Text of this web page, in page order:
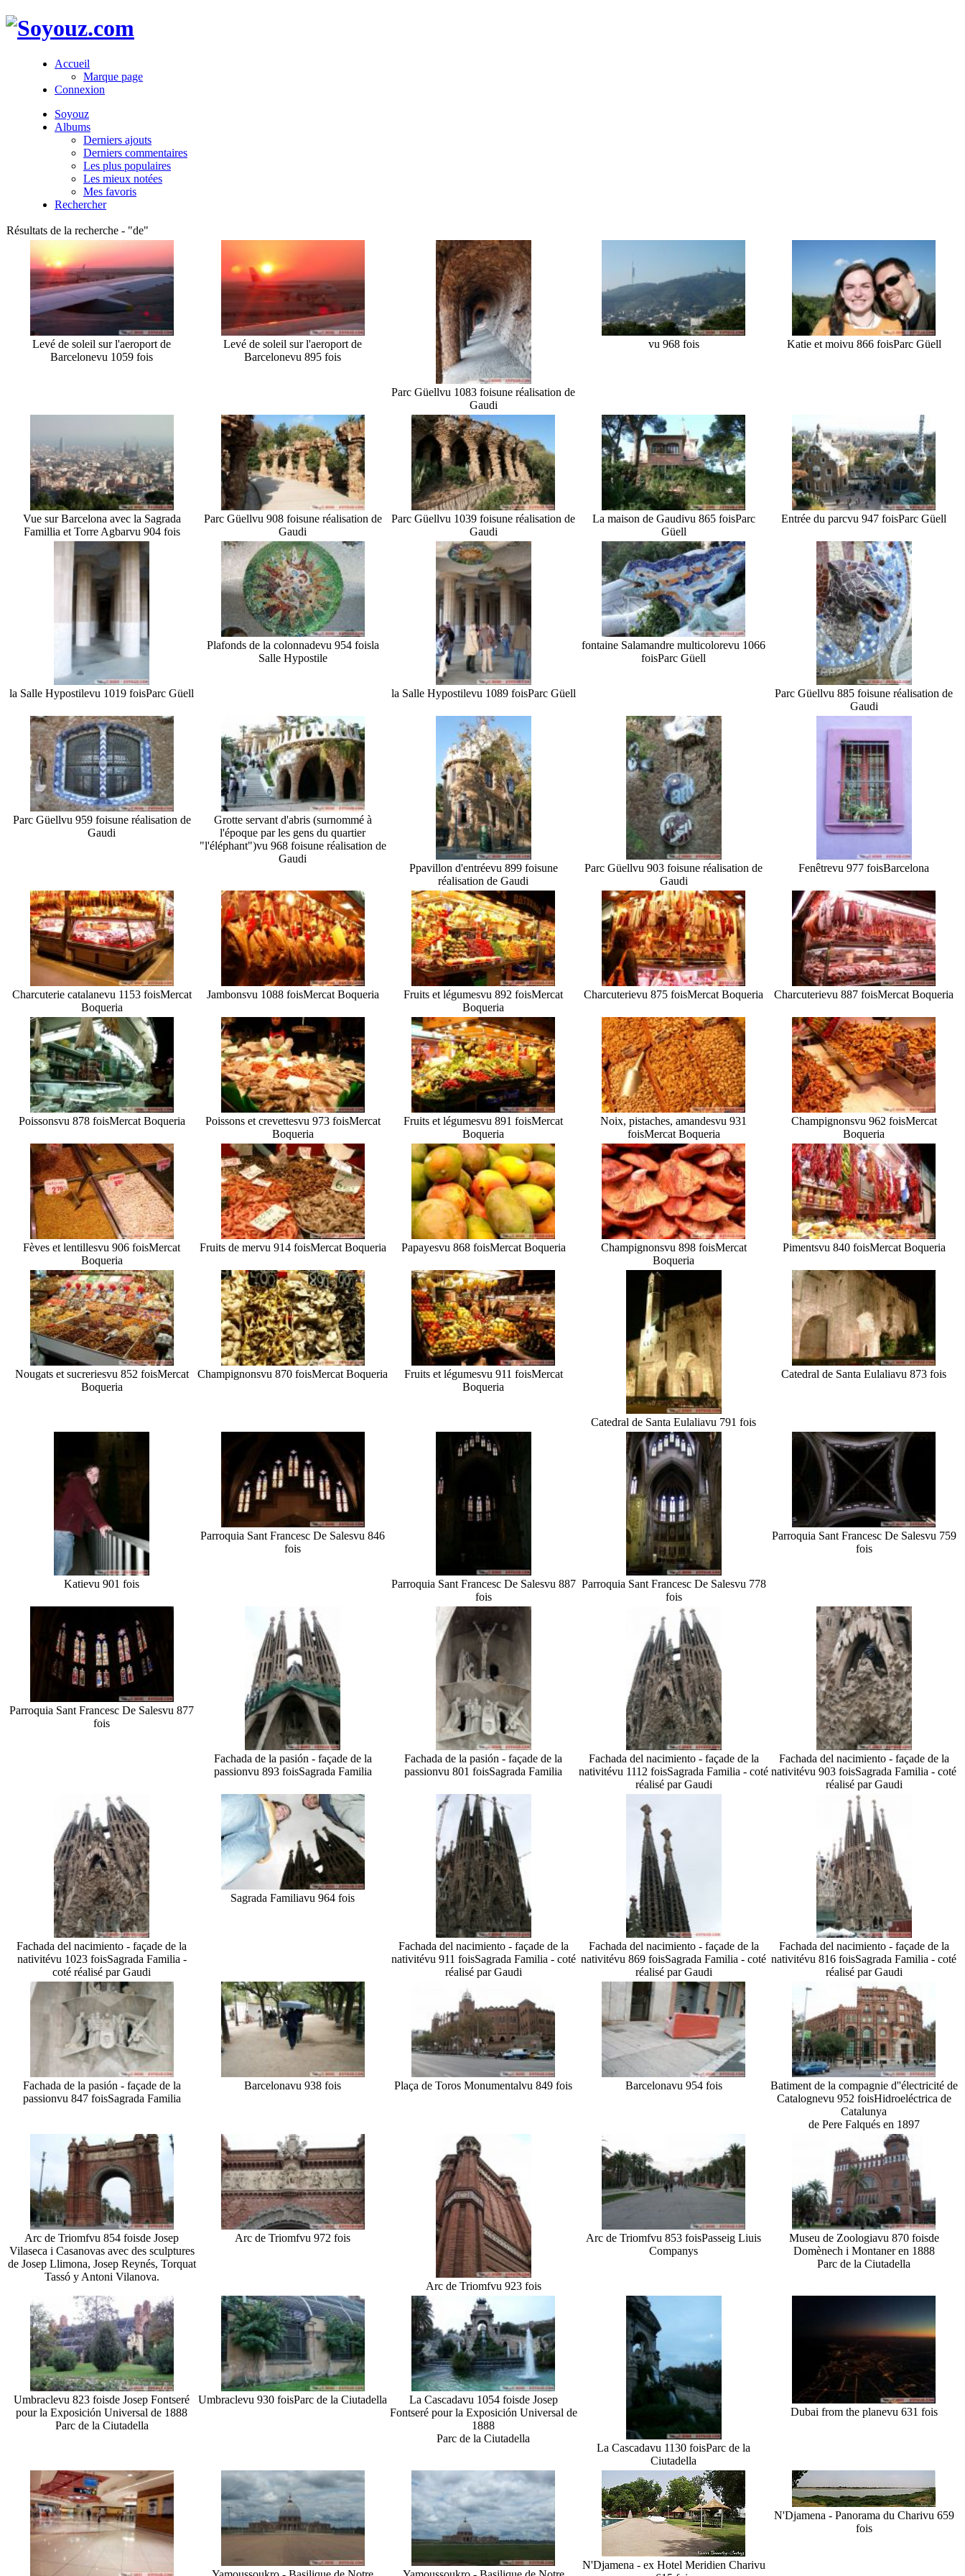
Accueil
Marque page
Connexion
Soyouz
Albums
Derniers ajouts
Derniers commentaires
Les plus populaires
Les mieux notées
Mes favoris
Rechercher
Résultats de la recherche - "de"
Levé de soleil sur l'aeroport de
Barcelonevu 1059 fois
Levé de soleil sur l'aeroport de
Barcelonevu 895 fois
Parc Güellvu 1083 foisune réalisation de
Gaudi
vu 968 fois Katie et moivu 866 foisParc Güell
Vue sur Barcelona avec la Sagrada
Famillia et Torre Agbarvu 904 fois
Parc Güellvu 908 foisune réalisation de
Gaudi
Parc Güellvu 1039 foisune réalisation de
Gaudi
La maison de Gaudivu 865 foisParc
Güell
Entrée du parcvu 947 foisParc Güell
la Salle Hypostilevu 1019 foisParc Güell
Plafonds de la colonnadevu 954 foisla
Salle Hypostile
la Salle Hypostilevu 1089 foisParc Güell
fontaine Salamandre multicolorevu 1066
foisParc Güell
Parc Güellvu 885 foisune réalisation de
Gaudi
Parc Güellvu 959 foisune réalisation de
Gaudi
Grotte servant d'abris (surnommé à
l'époque par les gens du quartier
"l'éléphant")vu 968 foisune réalisation de
Gaudi
Ppavillon d'entréevu 899 foisune
réalisation de Gaudi
Parc Güellvu 903 foisune réalisation de
Gaudi
Fenêtrevu 977 foisBarcelona
Charcuterie catalanevu 1153 foisMercat
Boqueria
Jambonsvu 1088 foisMercat Boqueria Fruits et légumesvu 892 foisMercat
Boqueria
Charcuterievu 875 foisMercat Boqueria Charcuterievu 887 foisMercat Boqueria
Poissonsvu 878 foisMercat Boqueria Poissons et crevettesvu 973 foisMercat
Boqueria
Fruits et légumesvu 891 foisMercat
Boqueria
Noix, pistaches, amandesvu 931
foisMercat Boqueria
Champignonsvu 962 foisMercat
Boqueria
Fèves et lentillesvu 906 foisMercat
Boqueria
Fruits de mervu 914 foisMercat Boqueria Papayesvu 868 foisMercat Boqueria Champignonsvu 898 foisMercat
Boqueria
Pimentsvu 840 foisMercat Boqueria
Nougats et sucreriesvu 852 foisMercat
Boqueria
Champignonsvu 870 foisMercat Boqueria Fruits et légumesvu 911 foisMercat
Boqueria
Catedral de Santa Eulaliavu 791 fois
Catedral de Santa Eulaliavu 873 fois
Katievu 901 fois
Parroquia Sant Francesc De Salesvu 846
fois
Parroquia Sant Francesc De Salesvu 887
fois
Parroquia Sant Francesc De Salesvu 778
fois
Parroquia Sant Francesc De Salesvu 759
fois
Parroquia Sant Francesc De Salesvu 877
fois
Fachada de la pasión - façade de la
passionvu 893 foisSagrada Familia
Fachada de la pasión - façade de la
passionvu 801 foisSagrada Familia
Fachada del nacimiento - façade de la
nativitévu 1112 foisSagrada Familia - coté
réalisé par Gaudi
Fachada del nacimiento - façade de la
nativitévu 903 foisSagrada Familia - coté
réalisé par Gaudi
Fachada del nacimiento - façade de la
nativitévu 1023 foisSagrada Familia -
coté réalisé par Gaudi
Sagrada Familiavu 964 fois
Fachada del nacimiento - façade de la
nativitévu 911 foisSagrada Familia - coté
réalisé par Gaudi
Fachada del nacimiento - façade de la
nativitévu 869 foisSagrada Familia - coté
réalisé par Gaudi
Fachada del nacimiento - façade de la
nativitévu 816 foisSagrada Familia - coté
réalisé par Gaudi
Fachada de la pasión - façade de la
passionvu 847 foisSagrada Familia
Barcelonavu 938 fois Plaça de Toros Monumentalvu 849 fois Barcelonavu 954 fois
Batiment de la compagnie d''électricité de
Catalognevu 952 foisHidroeléctrica de
Catalunya
de Pere Falqués en 1897
Arc de Triomfvu 854 foisde Josep
Vilaseca i Casanovas avec des sculptures
de Josep Llimona, Josep Reynés, Torquat
Tassó y Antoni Vilanova.
Arc de Triomfvu 972 fois
Arc de Triomfvu 923 fois
Arc de Triomfvu 853 foisPasseig Liuis
Companys
Museu de Zoologiavu 870 foisde
Domènech i Montaner en 1888
Parc de la Ciutadella
Umbraclevu 823 foisde Josep Fontseré
pour la Exposición Universal de 1888
Parc de la Ciutadella
Umbraclevu 930 foisParc de la Ciutadella La Cascadavu 1054 foisde Josep
Fontseré pour la Exposición Universal de
1888
Parc de la Ciutadella
La Cascadavu 1130 foisParc de la
Ciutadella
Dubai from the planevu 631 fois
N'Djamena - ex Hotel Meridien Charivu
N'Djamena - Panorama du Charivu 659
fois